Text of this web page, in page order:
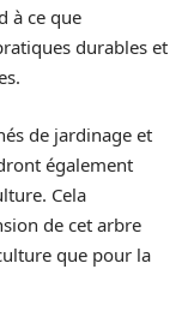
à ce que
durables et
de jardinage et
également
Cela
de cet arbre
que pour la